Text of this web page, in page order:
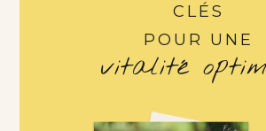
CLÉS
POUR UNE
vitalité